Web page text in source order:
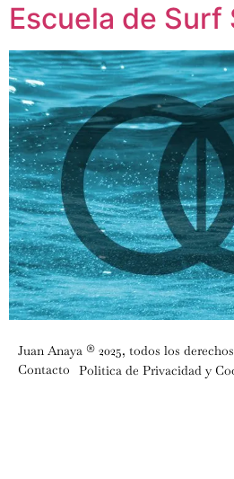
Escuela de Surf
Juan Anaya ® 2025, todos los
Contacto
Politica de Privacidad y